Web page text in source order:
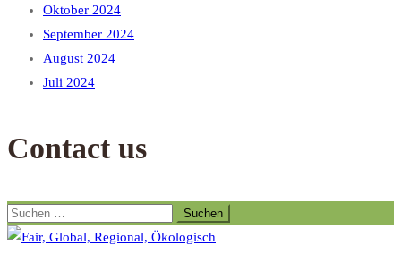
Oktober 2024
September 2024
August 2024
Juli 2024
Contact us
Suchen
nach: